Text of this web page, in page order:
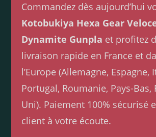
Commandez dès aujourd’hui
Kotobukiya Hexa Gear
Dynamite Gunpla et profitez
livraison rapide en France et
l’Europe (Allemagne, Espagne,
Portugal, Roumanie, Pays-Bas,
Uni). Paiement 100% sécurisé
client à votre écoute.